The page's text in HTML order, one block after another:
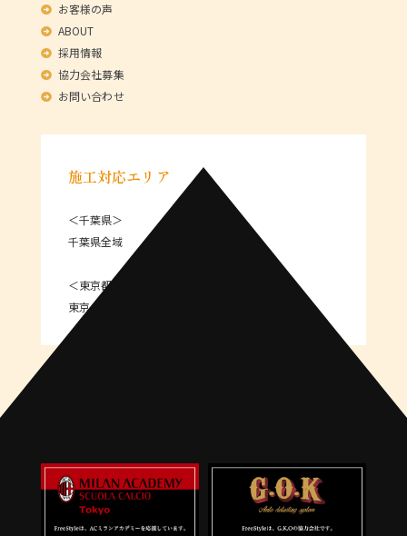
お客様の声
ABOUT
採用情報
協力会社募集
お問い合わせ
施工対応エリア
＜千葉県＞
千葉県全域
＜東京都＞
東京 23区